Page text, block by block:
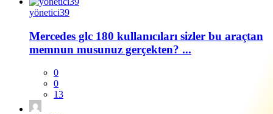
yönetici39
Mercedes glc 180 kullanıcıları sizler bu araçtan
memnun musunuz gerçekten? ...
0
0
13